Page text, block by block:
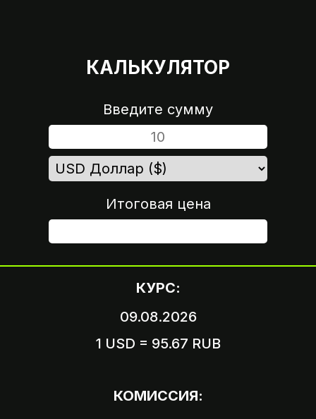
КОМИССИЯ:
КУРС:
09.08.2026
1 USD = 95.67 RUB
Введите сумму
Итоговая цена
КАЛЬКУЛЯТОР
от вашего аккаунта
ШАГ 4